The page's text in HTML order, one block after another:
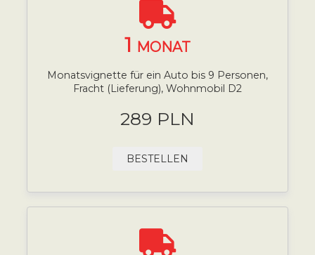
1 MONAT
Monatsvignette für ein Auto bis 9 Personen,
Fracht (Lieferung), Wohnmobil D2
289 PLN
BESTELLEN